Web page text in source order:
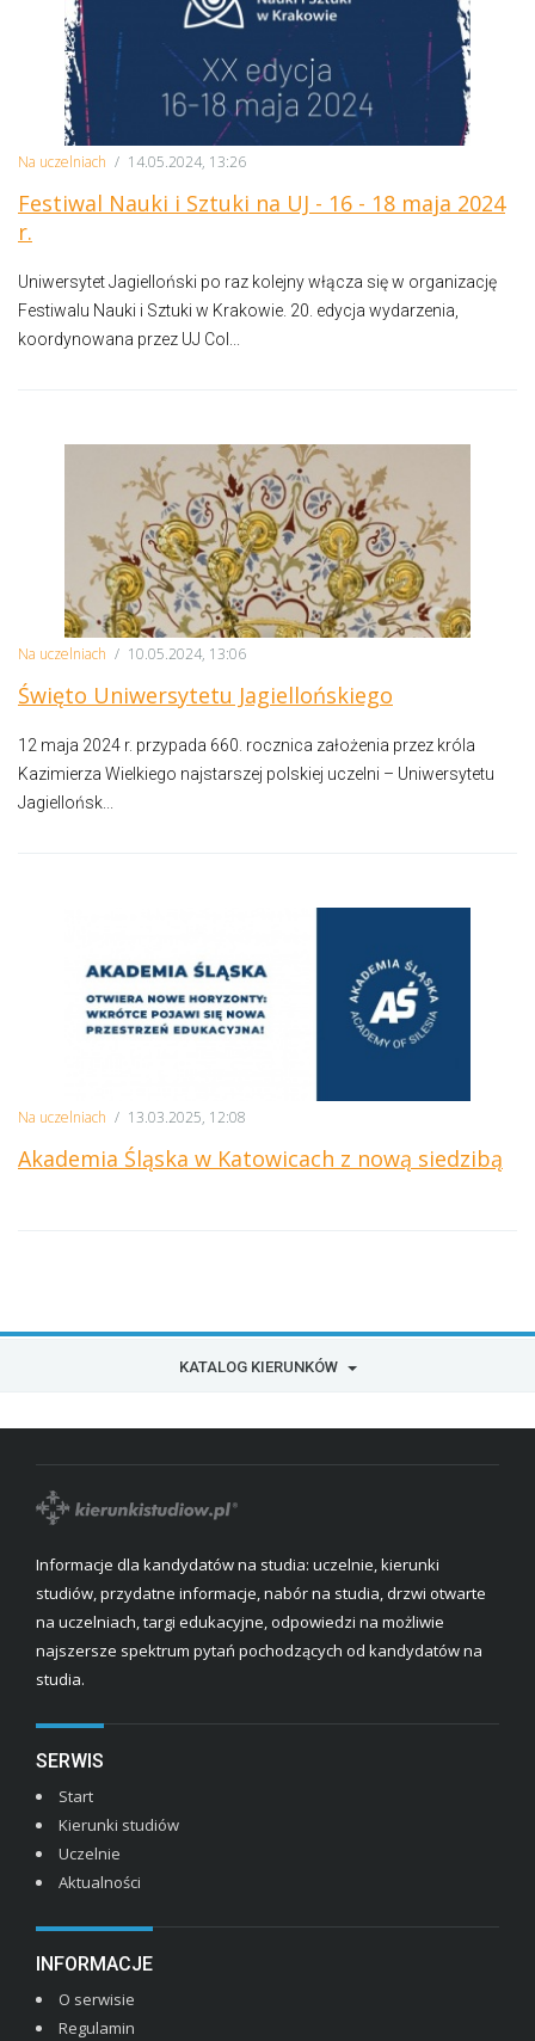
Na uczelniach / 14.05.2024, 13:26
Festiwal Nauki i Sztuki na UJ - 16 - 18 maja 2024
r.
Uniwersytet Jagielloński po raz kolejny włącza się w organizację
Festiwalu Nauki i Sztuki w Krakowie. 20. edycja wydarzenia,
koordynowana przez UJ Col...
Na uczelniach / 10.05.2024, 13:06
Święto Uniwersytetu Jagiellońskiego
12 maja 2024 r. przypada 660. rocznica założenia przez króla
Kazimierza Wielkiego najstarszej polskiej uczelni – Uniwersytetu
Jagiellońsk...
Na uczelniach / 13.03.2025, 12:08
Akademia Śląska w Katowicach z nową siedzibą
KATALOG KIERUNKÓW
Informacje dla kandydatów na studia: uczelnie, kierunki
studiów, przydatne informacje, nabór na studia, drzwi otwarte
na uczelniach, targi edukacyjne, odpowiedzi na możliwie
najszersze spektrum pytań pochodzących od kandydatów na
studia.
SERWIS
Start
Kierunki studiów
Uczelnie
Aktualności
INFORMACJE
O serwisie
Regulamin